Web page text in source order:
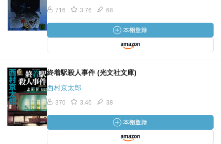
716 3.76 68
終着駅殺人事件 (光文社文庫)
西村京太郎
370 3.46 38